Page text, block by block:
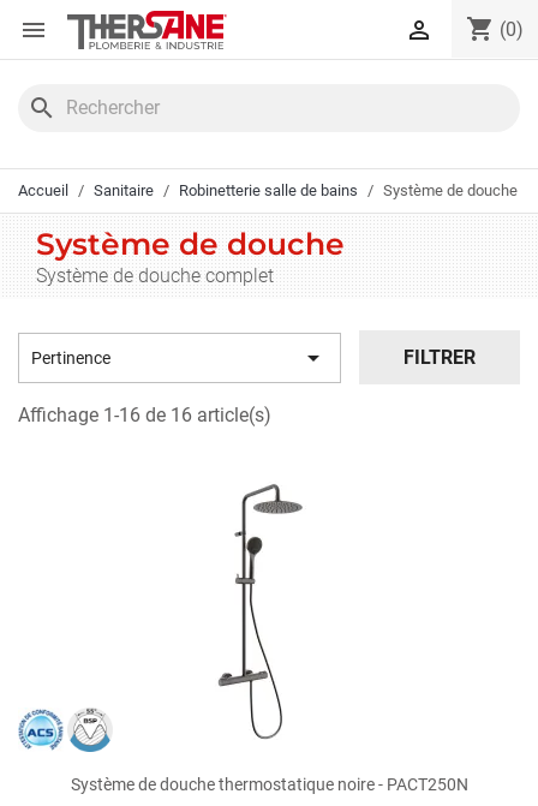
Panneau de gestion des cookies
 shopping_cart (0)

search
Accueil Sanitaire Robinetterie salle de bains Système de douche
Système de douche
Système de douche complet
Pertinence  FILTRER
Affichage 1-16 de 16 article(s)
Système de douche thermostatique noire - PACT250N